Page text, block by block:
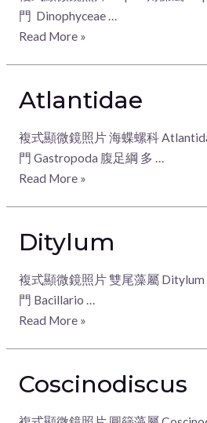
門 Dinophyceae …
Read More »
Atlantidae
複式顯微鏡照片 海蝶螺科
門 Gastropoda 腹足綱 多 …
Read More »
Ditylum
複式顯微鏡照片 雙尾藻屬 Ditylum
門 Bacillario …
Read More »
Coscinodiscus